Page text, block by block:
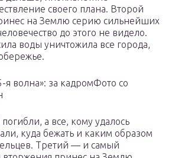
своего плана. Второй
на Землю серию сильнейших
до этого не видело.
воды уничтожила все города,
волна»: за кадромФото со
а все, кому удалось
куда бежать и каким образом
Третий — и самый